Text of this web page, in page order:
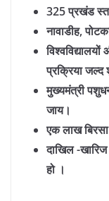
325 प्रखंड
नावाडीह,
प्रक्रिया जल्द
मुख्यमंत्री
जाय।
एक लाख
दाखिल -
हो ।